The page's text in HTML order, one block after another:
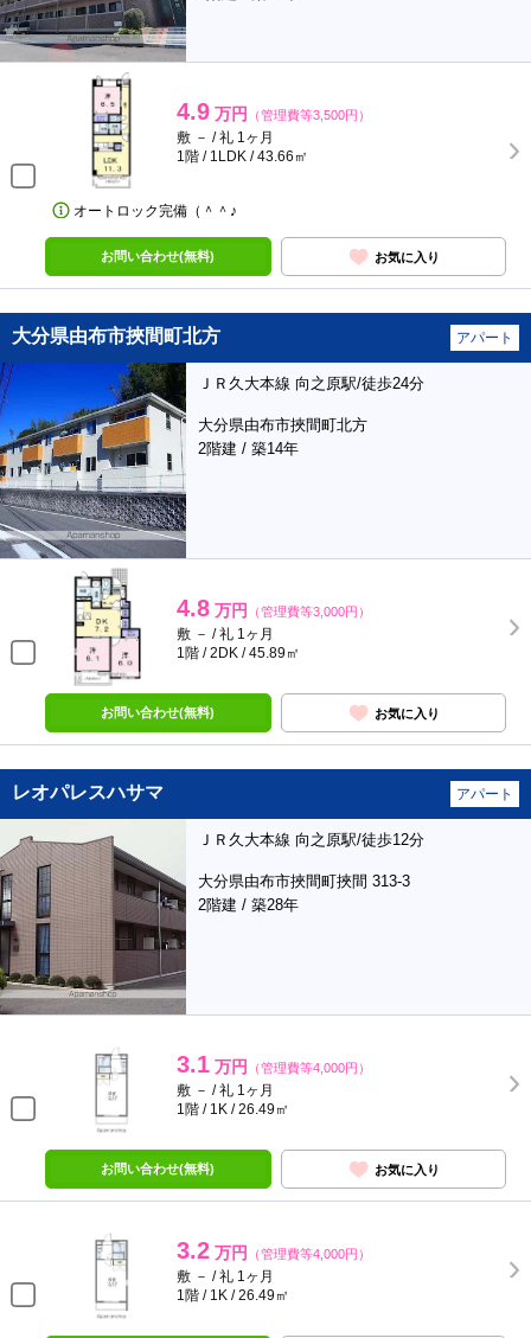
4.9 万円 （管理費等3,500円）
敷 － / 礼 1ヶ月
1階 / 1LDK / 43.66㎡
オートロック完備（＾＾♪
お問い合わせ(無料) お気に入り
大分県由布市挾間町北方 アパート
ＪＲ久大本線 向之原駅/徒歩24分
大分県由布市挾間町北方
2階建 / 築14年
4.8 万円 （管理費等3,000円）
敷 － / 礼 1ヶ月
1階 / 2DK / 45.89㎡
お問い合わせ(無料) お気に入り
レオパレスハサマ アパート
ＪＲ久大本線 向之原駅/徒歩12分
大分県由布市挾間町挾間 313-3
2階建 / 築28年
3.1 万円 （管理費等4,000円）
敷 － / 礼 1ヶ月
1階 / 1K / 26.49㎡
お問い合わせ(無料) お気に入り
3.2 万円 （管理費等4,000円）
敷 － / 礼 1ヶ月
1階 / 1K / 26.49㎡